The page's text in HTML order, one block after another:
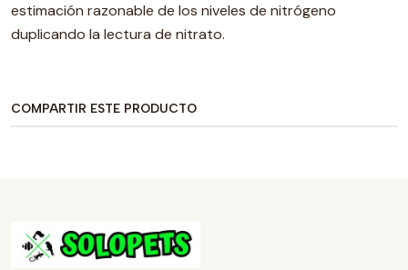
estimación razonable de los niveles de nitrógeno
duplicando la lectura de nitrato.
COMPARTIR ESTE PRODUCTO